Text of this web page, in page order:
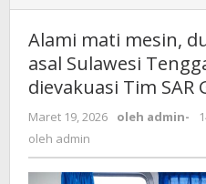
Alami mati mesin,
asal Sulawesi
dievakuasi Tim SAR
Maret 19, 2026 oleh admin-
oleh admin